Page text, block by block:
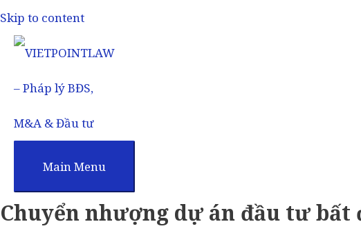
Skip to content
Main Menu
Chuyển nhượng dự án đầu tư bất